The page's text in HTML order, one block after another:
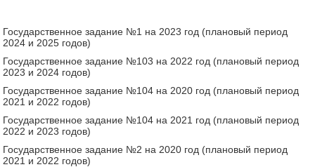
Государственное задание №1 на 2023 год (плановый период
2024 и 2025 годов)
Государственное задание №103 на 2022 год (плановый период
2023 и 2024 годов)
Государственное задание №104 на 2020 год (плановый период
2021 и 2022 годов)
Государственное задание №104 на 2021 год (плановый период
2022 и 2023 годов)
Государственное задание №2 на 2020 год (плановый период
2021 и 2022 годов)